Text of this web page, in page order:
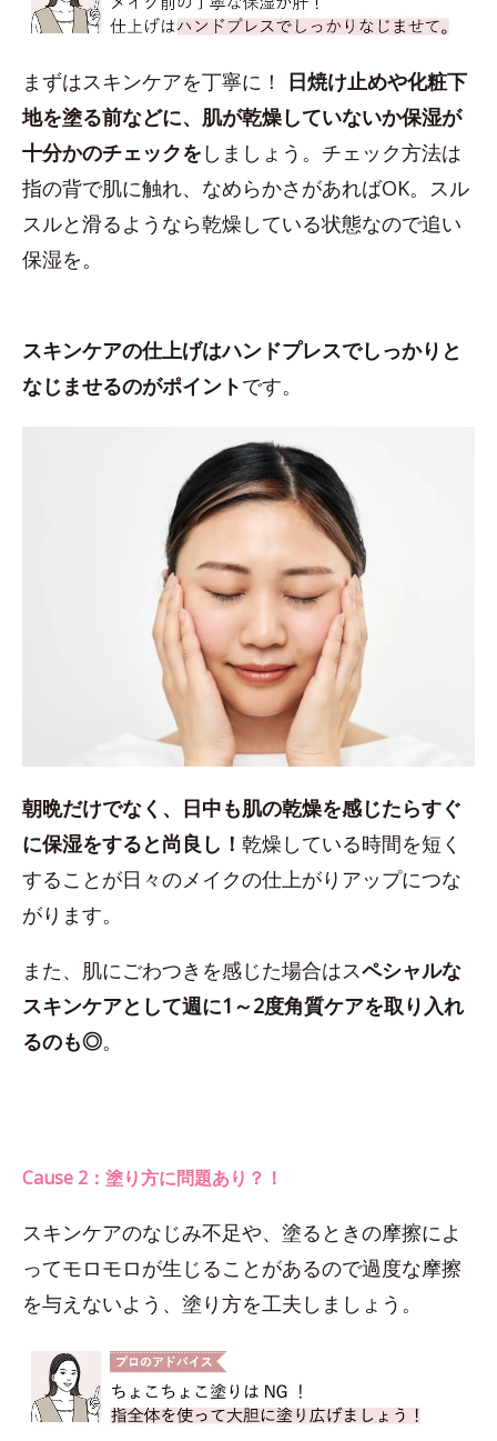
まずはスキンケアを丁寧に！
日焼け止めや化粧下
地を塗る前などに、肌が乾燥していないか保湿が
十分かのチェックを しましょう。チェック方法は
指の背で肌に触れ、なめらかさがあればOK。スル
スルと滑るようなら乾燥している状態なので追い
保湿を。
スキンケアの仕上げはハンドプレスでしっかりと
なじませるのがポイントです。
朝晩だけでなく、日中も肌の乾燥を感じたらすぐ
に保湿をすると尚良し！ 乾燥している時間を短く
することが日々のメイクの仕上がりアップにつな
がります。
また、肌にごわつきを感じた場合はスペシャルな
スキンケアとして週に1～2度角質ケアを取り入れ
るのも◎。
Cause 2：塗り方に問題あり？！
スキンケアのなじみ不足や、塗るときの摩擦によ
ってモロモロが生じることがあるので過度な摩擦
を与えないよう、塗り方を工夫しましょう。